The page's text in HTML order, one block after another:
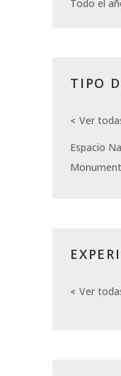
Todo el
TIPO
Ver
Espacio
Ver